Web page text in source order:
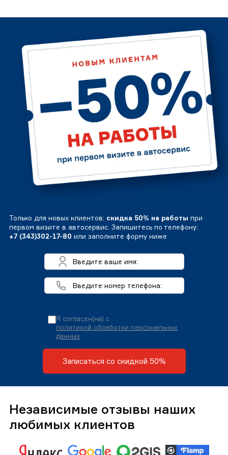
Только для новых клиентов: скидка 50% на работы при
первом визите в автосервис. Запишитесь по телефону:
+7 (343)302-17-80 или заполните форму ниже
Я согласен(на) с
политикой обработки персональных
данных
Записаться со скидкой 50%
Независимые отзывы наших
любимых клиентов